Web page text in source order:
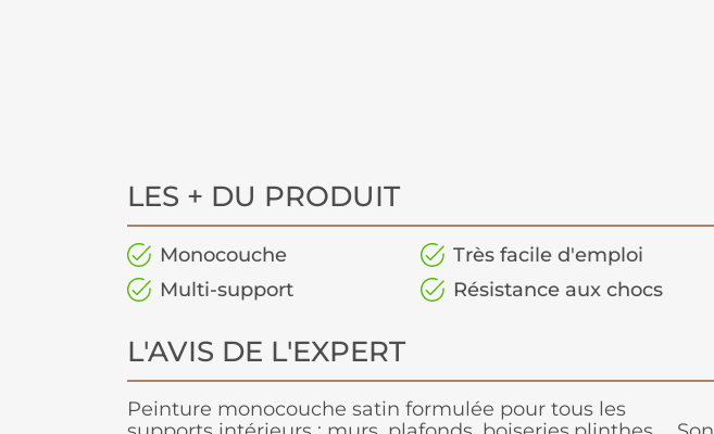
LES + DU PRODUIT
Monocouche
Très facile d'emploi
Multi-support
Résistance aux chocs
L'AVIS DE L'EXPERT
Peinture monocouche satin formulée pour tous les